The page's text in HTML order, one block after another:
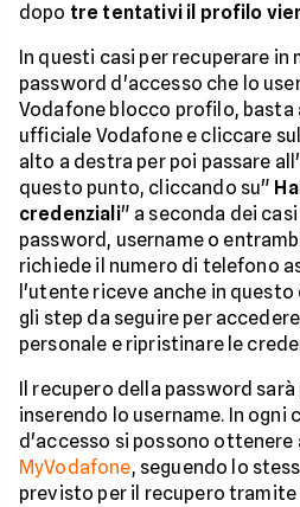
dopo tre tentativi il profilo
In questi casi per recuperare in
password d'accesso che lo
Vodafone blocco profilo, basta
ufficiale Vodafone e cliccare
alto a destra per poi passare
questo punto, cliccando su"
credenziali" a seconda dei
password, username o
richiede il numero di telefono
l'utente riceve anche in questo
gli step da seguire per
personale e ripristinare le
Il recupero della password
inserendo lo username. In ogni
d'accesso si possono
MyVodafone, seguendo lo
previsto per il recupero